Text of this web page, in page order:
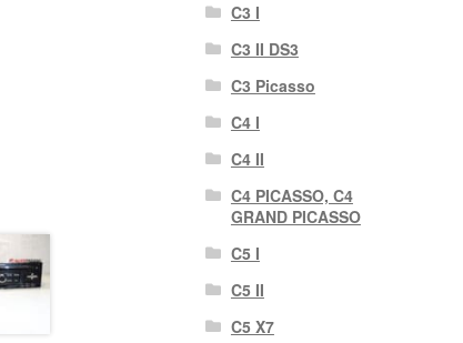
C3 I
C3 II DS3
C3 Picasso
C4 I
C4 II
C4 PICASSO, C4
GRAND PICASSO
C5 I
C5 II
C5 X7